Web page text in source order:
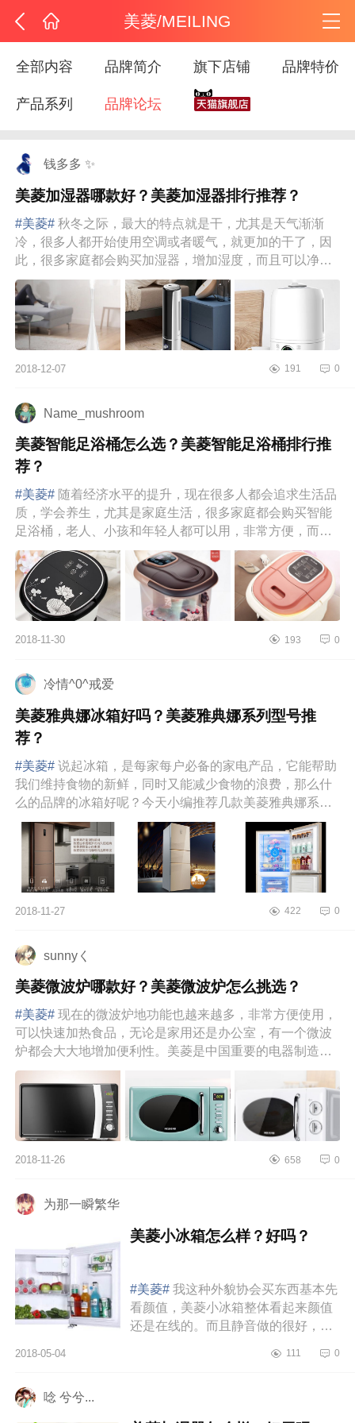
美菱/MEILING
全部内容 品牌简介 旗下店铺 品牌特价
产品系列 品牌论坛
钱多多 ✨
美菱加湿器哪款好？美菱加湿器排行推荐？
#美菱# 秋冬之际，最大的特点就是干，尤其是天气渐渐
冷，很多人都开始使用空调或者暖气，就更加的干了，因
此，很多家庭都会购买加湿器，增加湿度，而且可以净化
空气。那么，那么多...
2018-12-07 191 0
Name_mushroom
美菱智能足浴桶怎么选？美菱智能足浴桶排行推
荐？
#美菱# 随着经济水平的提升，现在很多人都会追求生活品
质，学会养生，尤其是家庭生活，很多家庭都会购买智能
足浴桶，老人、小孩和年轻人都可以用，非常方便，而且
健康。美菱是大家...
2018-11-30 193 0
冷情^0^戒爱
美菱雅典娜冰箱好吗？美菱雅典娜系列型号推
荐？
#美菱# 说起冰箱，是每家每户必备的家电产品，它能帮助
我们维持食物的新鲜，同时又能减少食物的浪费，那么什
么的品牌的冰箱好呢？今天小编推荐几款美菱雅典娜系列
冰箱。美菱雅典娜...
2018-11-27 422 0
sunnyく
美菱微波炉哪款好？美菱微波炉怎么挑选？
#美菱# 现在的微波炉地功能也越来越多，非常方便使用，
可以快速加热食品，无论是家用还是办公室，有一个微波
炉都会大大地增加便利性。美菱是中国重要的电器制造商
之一，美菱微波炉...
2018-11-26 658 0
为那一瞬繁华
美菱小冰箱怎么样？好吗？
#美菱# 我这种外貌协会买东西基本先
看颜值，美菱小冰箱整体看起来颜值
还是在线的。而且静音做的很好，挨
工作的声音。而且因为体积小巧...
2018-05-04 111 0
唸 兮兮...